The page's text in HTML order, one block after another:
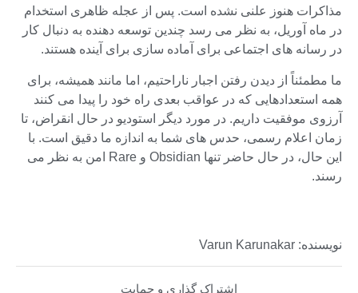
مذاکرات هنوز علنی نشده است. پس از عجله ظاهری استخدام
در ماه آوریل، به نظر می رسد چندین توسعه دهنده به دنبال کار
در رسانه های اجتماعی برای آماده سازی برای آینده هستند.
ما مطمئناً از دیدن رفتن اجبار ناراحتیم، اما مانند همیشه، برای
همه استعدادهایی که در عواقب بعدی راه خود را پیدا می کنند
آرزوی موفقیت داریم. در مورد دیگر استودیو در حال انقراض، تا
زمان اعلام رسمی، حدس های شما به اندازه ما دقیق است. با
این حال، در حال حاضر تنها Obsidian و Rare امن به نظر می
رسند.
نویسنده: Varun Karunakar
اشتراک گذاری و حمایت